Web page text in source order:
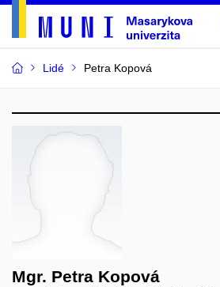
Lidé Petra Kopová
Mgr. Petra Kopová